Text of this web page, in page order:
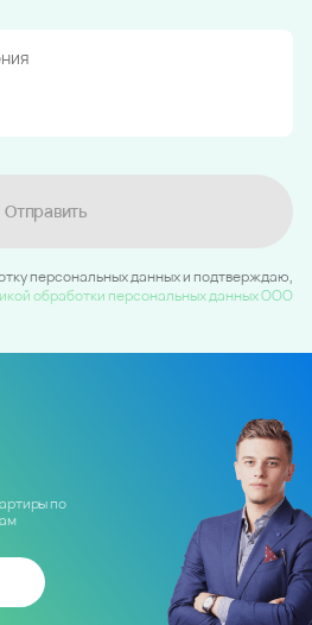
Отправить
персональных данных и подтверждаю,
обработки персональных данных ООО
по